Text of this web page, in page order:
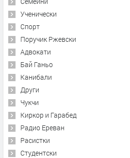
Ученически
Спорт
Поручик Ржевски
Адвокати
Бай Ганьо
Канибали
Други
Чукчи
Киркор и Гарабед
Радио Ереван
Расистки
Студентски